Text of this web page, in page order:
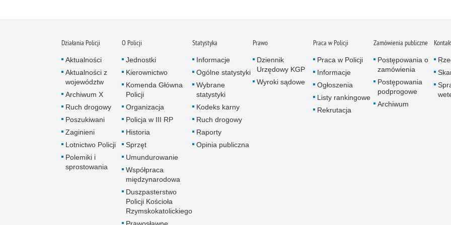
Działania Policji
Aktualności
Aktualności z
województw
Archiwum X
Ruch drogowy
Poszukiwani
Zaginieni
Lotnictwo Policji
Polemiki i
sprostowania
O Policji
Jednostki
Kierownictwo
Komenda Główna
Policji
Organizacja
Policja w III RP
Historia
Sprzęt
Umundurowanie
Współpraca
międzynarodowa
Duszpasterstwo
Policji Kościoła
Rzymskokatolickiego
Statystyka
Informacje
Ogólne statystyki
Wybrane
statystyki
Kodeks karny
Ruch drogowy
Raporty
Opinia publiczna
Prawo
Dziennik
Urzędowy KGP
Wyroki sądowe
Praca w Policji
Praca w Policji
Informacje
Ogłoszenia
Listy rankingowe
Rekrutacja
Zamówienia publiczne
Postępowania o
zamówienia
Postępowania
podprogowe
Archiwum